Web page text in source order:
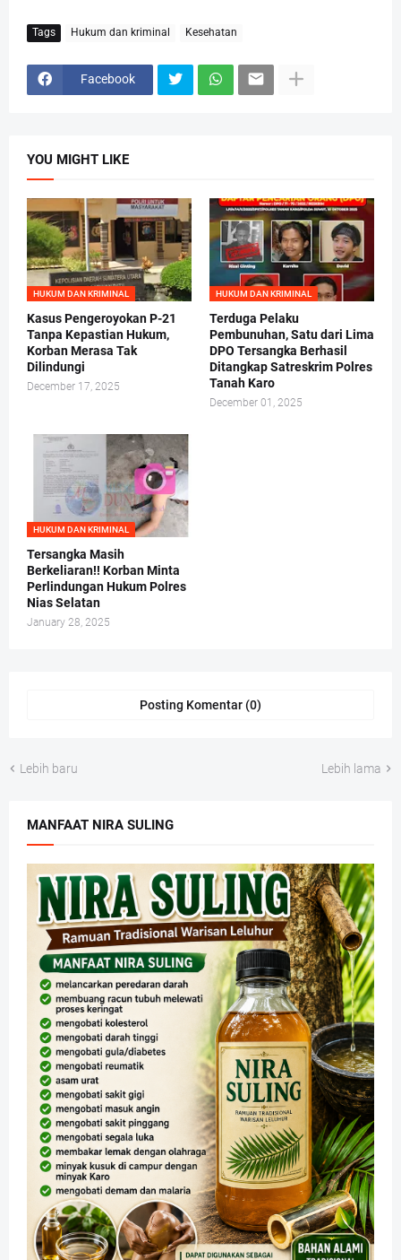
Tags Hukum dan kriminal Kesehatan
Facebook
YOU MIGHT LIKE
HUKUM DAN KRIMINAL
Kasus Pengeroyokan P-21
Tanpa Kepastian Hukum,
Korban Merasa Tak
Dilindungi
December 17, 2025
HUKUM DAN KRIMINAL
Terduga Pelaku
Pembunuhan, Satu dari Lima
DPO Tersangka Berhasil
Ditangkap Satreskrim Polres
Tanah Karo
December 01, 2025
HUKUM DAN KRIMINAL
Tersangka Masih
Berkeliaran!! Korban Minta
Perlindungan Hukum Polres
Nias Selatan
January 28, 2025
Posting Komentar (0)
Lebih baru Lebih lama
MANFAAT NIRA SULING